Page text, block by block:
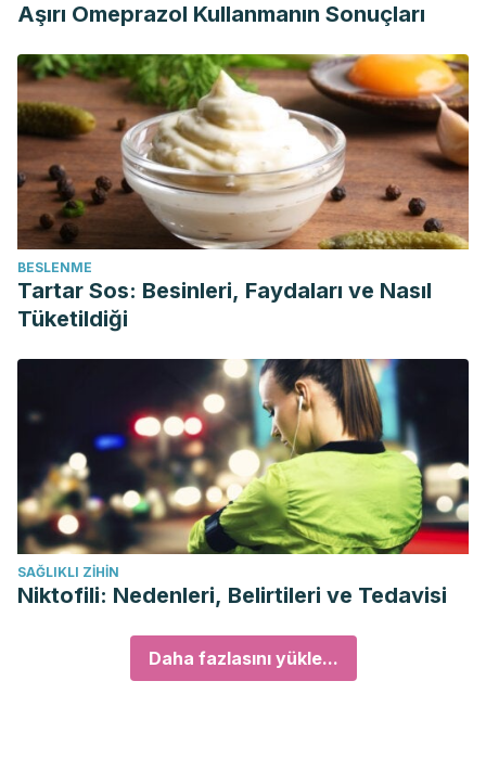
Aşırı Omeprazol Kullanmanın Sonuçları
BESLENME
Tartar Sos: Besinleri, Faydaları ve Nasıl
Tüketildiği
SAĞLIKLI ZIHIN
Niktofili: Nedenleri, Belirtileri ve Tedavisi
Daha fazlasını yükle...